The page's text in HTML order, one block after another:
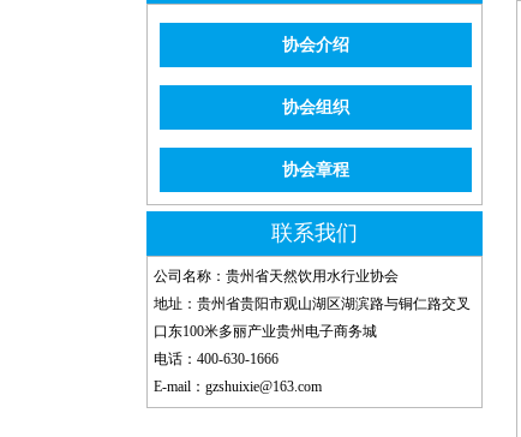
协会介绍
协会组织
协会章程
联系我们
公司名称：贵州省天然饮用水行业协会
地址：贵州省贵阳市观山湖区湖滨路与铜仁路交叉
口东100米多丽产业贵州电子商务城
电话：400-630-1666
E-mail：gzshuixie@163.com